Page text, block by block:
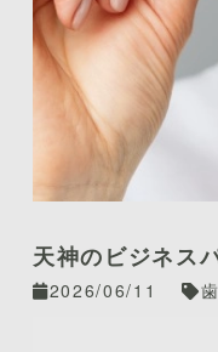
天神のビジネス
を左右する噛み
2026/06/11